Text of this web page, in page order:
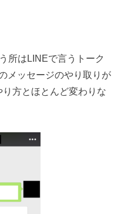
所はLINEで言うトーク
メッセージのやり取りが
方とほとんど変わりな